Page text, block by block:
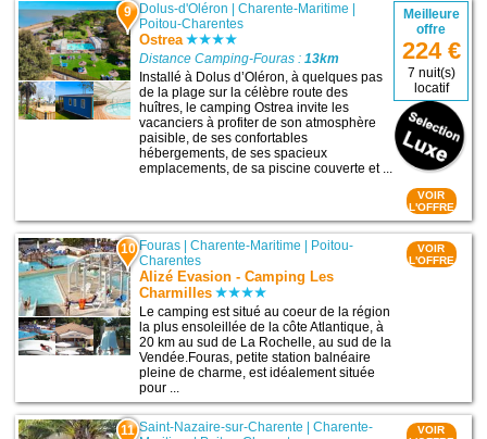
9 Dolus-d'Oléron |Charente-Maritime
Poitou-Charentes
Ostrea
Distance Camping-Fouras :13km
Installé à Dolus d’Oléron, à quelques pas
de la plage sur la célèbre route des
huîtres, le camping Ostrea invite les
vacanciers à profiter de son atmosphère
paisible, de ses confortables
hébergements, de ses spacieux
emplacements, de sa piscine couverte et ...
Meilleure
offre
224 €
7 nuit(s)
locatif
VOIR
L'OFFRE
10 Fouras |Charente-Maritime | Poitou-
Charentes
Alizé Evasion - Camping Les
Charmilles
Le camping est situé au coeur de la région
la plus ensoleillée de la côte Atlantique, à
20 km au sud de La Rochelle, au sud de la
Vendée.Fouras, petite station balnéaire
pleine de charme, est idéalement située
pour ...
VOIR
L'OFFRE
11 Saint-Nazaire-sur-Charente |Charente-
VOIR